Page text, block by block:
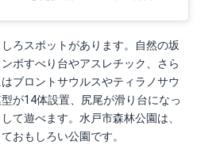
ろスポットがあります。自然の坂
ボすべり台やアスレチック、さら
ブロントサウルスやティラノサウ
が14体設置、尻尾が滑り台になっ
て遊べます。水戸市森林公園は、
おもしろい公園です。